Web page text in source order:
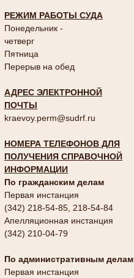
РЕЖИМ РАБОТЫ СУДА
Понедельник -
четверг
Пятница
Перерыв на обед
АДРЕС ЭЛЕКТРОННОЙ
ПОЧТЫ
kraevoy.perm@sudrf.ru
НОМЕРА ТЕЛЕФОНОВ ДЛЯ
ПОЛУЧЕНИЯ СПРАВОЧНОЙ
ИНФОРМАЦИИ
По гражданским делам
Первая инстанция
(342) 218-54-85, 218-54-84
Апелляционная инстанция
(342) 210-04-79
По административным делам
Первая инстанция